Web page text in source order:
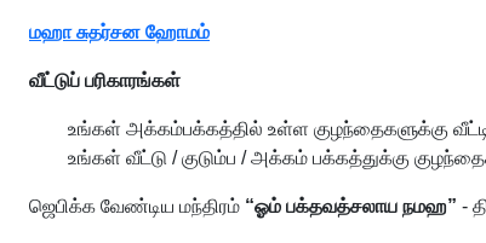
மஹா சுதர்சன ஹோமம்
வீட்டுப் பரிகாரங்கள்
உங்கள் அக்கம்பக்கத்தில் உள்ள குழந்தைகளுக்கு
உங்கள் வீட்டு / குடும்ப / அக்கம் பக்கத்துக்கு
ஜெபிக்க வேண்டிய மந்திரம் “ஓம் பக்தவத்சலாய நமஹ” -